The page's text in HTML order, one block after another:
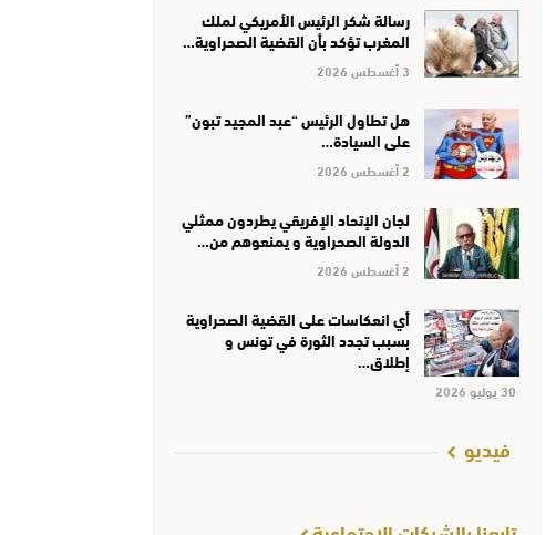
رسالة شكر الرئيس الأمريكي لملك
المغرب تؤكد بأن القضية الصحراوية…
3 أغسطس 2026
هل تطاول الرئيس “عبد المجيد تبون”
على السيادة…
2 أغسطس 2026
لجان الإتحاد الإفريقي يطردون ممثلي
الدولة الصحراوية و يمنعوهم من…
2 أغسطس 2026
أي انعكاسات على القضية الصحراوية
بسبب تجدد الثورة في تونس و
إطلاق…
30 يوليو 2026
فيديو